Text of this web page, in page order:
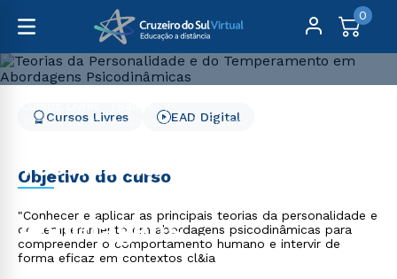
0
Teorias da Personalidade e do Temperamento em
Teorias da Personalidade
e do Temperamento em
Abordagens
Psicodinâmicas
Cursos Livres EAD Digital
Objetivo do curso
"Conhecer e aplicar as principais teorias da personalidade e
do temperamento em abordagens psicodinâmicas para
compreender o comportamento humano e intervir de
forma eficaz em contextos cl&ia